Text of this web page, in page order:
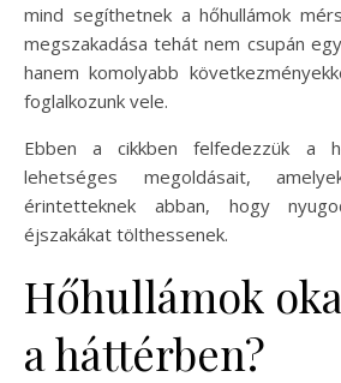
mind segíthetnek a hőhullámok
megszakadása tehát nem csupán
hanem komolyabb
foglalkozunk vele.
Ebben a cikkben felfedezzük a
lehetséges megoldásait,
érintetteknek abban, hogy
éjszakákat tölthessenek.
Hőhullámok
a háttérben?